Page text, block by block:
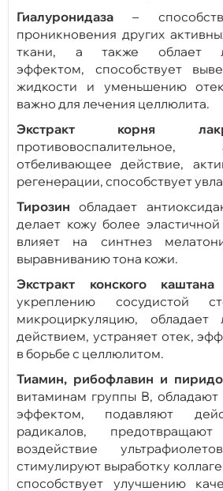
Гиалуронидаза –
проникновения других
ткани, а также облает
эффектом, способствует
жидкости и уменьшению
важно для лечения целлюлита.
Экстракт корня
противовоспалительное,
отбеливающее действие,
регенерации, способствует
Тирозин обладает
делает кожу более
влияет на синтнез
выравниванию тона кожи.
Экстракт конского каштана
укреплению сосудистой
микроциркуляцию, обладает
действием, устраняет отек,
в борьбе с целлюлитом.
Тиамин, рибофлавин и
витаминам группы В, обладают
эффектом, подавляют
радикалов,
воздействие
стимулируют выработку
способствует улучшению